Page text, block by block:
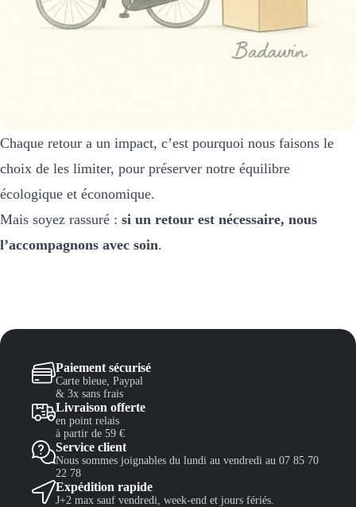
Chaque retour a un impact, c’est pourquoi nous faisons le
choix de les limiter, pour préserver notre équilibre
écologique et économique.
Mais soyez rassuré : si un retour est nécessaire, nous
l’accompagnons avec soin.
Paiement sécurisé
Carte bleue, Paypal
& 3x sans frais
Livraison offerte
en point relais
à partir de 59 €
Service client
Nous sommes joignables du lundi au vendredi au 07 85 70
22 78
Expédition rapide
J+2 max sauf vendredi, week-end et jours fériés.